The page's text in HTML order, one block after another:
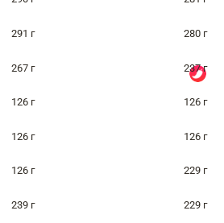
291 г 280 г
267 г 237 г
126 г 126 г
126 г 126 г
126 г 229 г
239 г 229 г